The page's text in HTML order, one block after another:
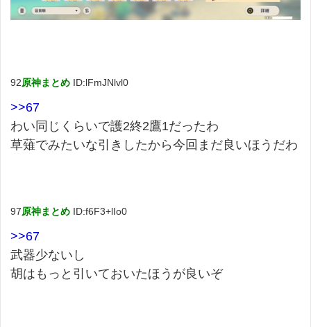
92原神まとめ ID:lFmJNlvl0
>>67
わい同じくらいで護2終2鷹1だったわ
草薙でみたいな引きしたから今回まだ良いほうだわ
97原神まとめ ID:f6F3+lIo0
>>67
武器少ないし
胡はもっと引いておいたほうが良いぞ